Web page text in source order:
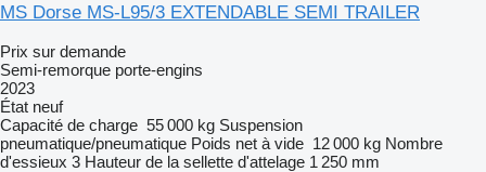
MS Dorse MS-L95/3 EXTENDABLE SEMI TRAILER
Prix sur demande
Semi-remorque porte-engins
2023
État neuf
Capacité de charge 55 000 kg Suspension
pneumatique/pneumatique Poids net à vide 12 000 kg Nombre
d'essieux 3 Hauteur de la sellette d'attelage 1 250 mm